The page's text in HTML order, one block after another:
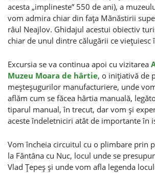
acesta „implineste” 550 de ani), a
vom admira chiar din faţa Mănăstirii
râul Neajlov. Ghidajul acestui obiectiv
chiar de unul dintre călugării ce vieţuiesc
Excursia se va continua apoi cu vizitarea
Muzeu Moara de hârtie, o iniţiativă de
meşteşugurilor manufacturiere, unde
aflăm cum se făcea hârtia manuală,
tiparul manual, în trecut, dar vom şi
aceste îndeletniciri atât de importante în
Vom încheia circuitul cu o plimbare prin
la Fântâna cu Nuc, locul unde se
Vlad Ţepeş şi unde vom afla legenda